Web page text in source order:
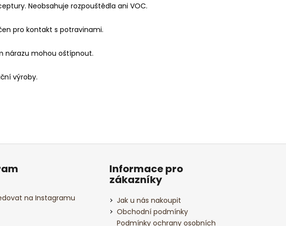
Neobsahuje rozpouštědla ani VOC.
pro kontakt s potravinami.
nárazu mohou oštípnout.
výroby.
na Instagramu
Informace pro
zákazníky
Jak u nás nakoupit
Obchodní podmínky
Podmínky ochrany osobních